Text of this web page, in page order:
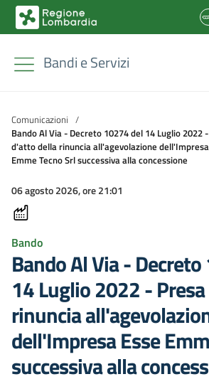
Bandi e Servizi
Comunicazioni /
Bando Al Via - Decreto 10274 del 14 Luglio 2022
d'atto della rinuncia all'agevolazione
Emme Tecno Srl successiva alla concessione
06 agosto 2026, ore 21:01
Bando
Bando Al Via -
14 Luglio 2022 -
rinuncia
dell'Impresa Esse
successiva alla